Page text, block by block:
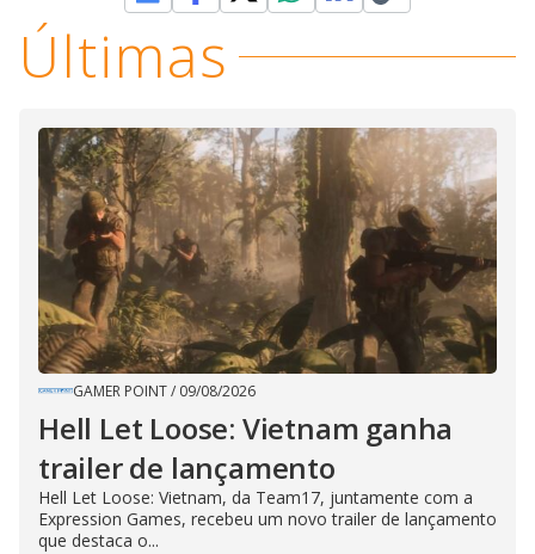
Últimas
GAMER POINT/ 09/08/2026
Hell Let Loose: Vietnam ganha
trailer de lançamento
Hell Let Loose: Vietnam, da Team17, juntamente com a
Expression Games, recebeu um novo trailer de lançamento
que destaca o...